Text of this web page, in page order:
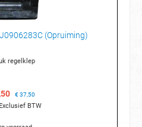
(Opruiming)
regelklep
€ 37,50
Exclusief BTW